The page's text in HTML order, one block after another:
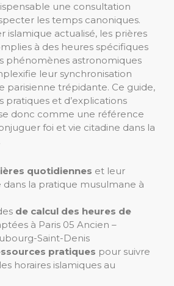
une consultation
les temps canoniques.
islamique actualisé, les prières
à des heures spécifiques
phénomènes astronomiques
leur synchronisation
parisienne trépidante. Ce guide,
pratiques et d’explications
donc comme une référence
foi et vie citadine dans la
quotidiennes et leur
la pratique musulmane à
de calcul des heures de
à Paris 05 Ancien –
Saint-Denis
pratiques pour suivre
horaires islamiques au